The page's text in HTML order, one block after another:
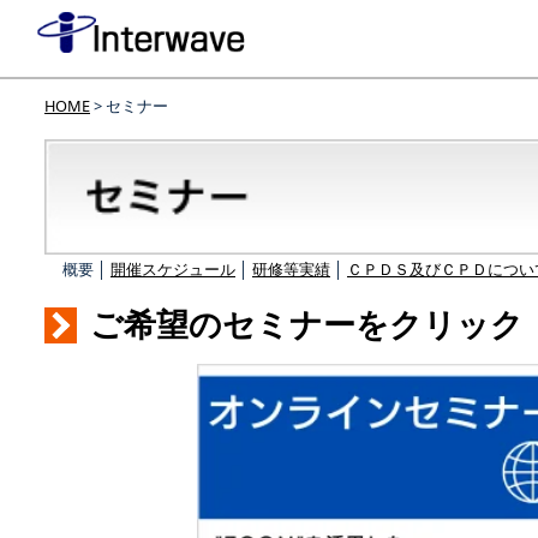
HOME> セミナー
概要 │ 開催スケジュール 研修等実績 ＣＰＤＳ及びＣＰＤにつ
ご希望のセミナーをクリック